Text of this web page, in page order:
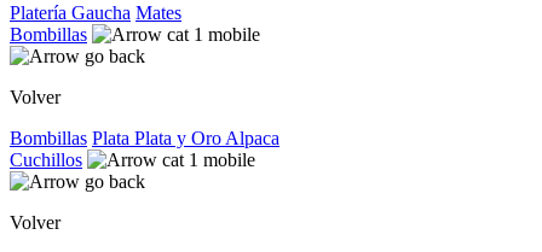
Platería Gaucha Mates
Bombillas
Volver
Bombillas Plata Plata y Oro Alpaca
Cuchillos
Volver